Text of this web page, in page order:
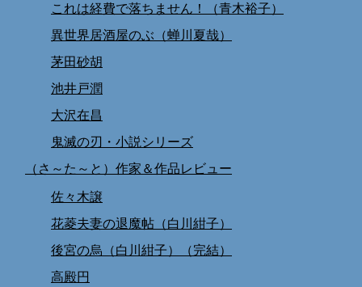
これは経費で落ちません！（青木裕子）
異世界居酒屋のぶ（蝉川夏哉）
茅田砂胡
池井戸潤
大沢在昌
鬼滅の刃・小説シリーズ
（さ～た～と）作家＆作品レビュー
佐々木譲
花菱夫妻の退魔帖（白川紺子）
後宮の烏（白川紺子）（完結）
高殿円